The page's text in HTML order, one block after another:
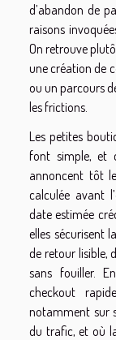
d’abandon de
raisons
On retrouve
une création de
ou un parcours
les frictions.
Les petites
font simple, et
annoncent tôt
calculée avant
date estimée
elles sécurisent
de retour lisible,
sans fouiller.
checkout
notamment sur
du trafic, et où